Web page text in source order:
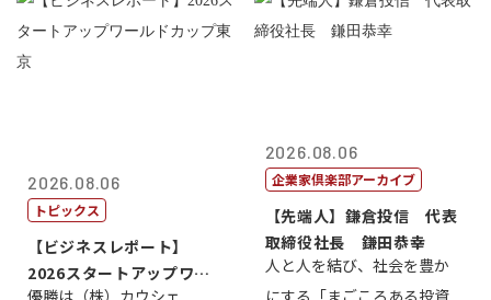
2026.08.06
トピックス
【ビジネスレポート】
2026スタートアップワー
優勝は（株）カウシェ
2026.08.06
企業家倶楽部アーカイブ
【先端人】鎌倉投信 代表
取締役社長 鎌田恭幸
人と人を結び、社会を豊か
にする「まごころある投資